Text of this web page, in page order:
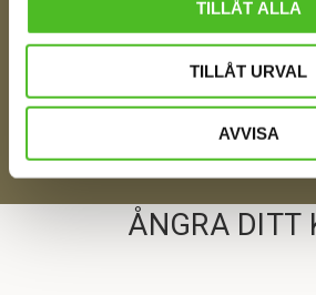
TILLÅT ALLA
TILLÅT URVAL
AVVISA
enlighet med i integritetspolicyn
SKICKA
ÅNGRA DITT